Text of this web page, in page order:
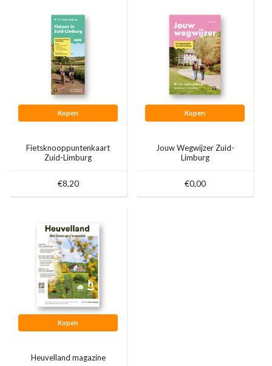
Kopen
Fietsknooppuntenkaart
Zuid-Limburg
€8,20
Kopen
Jouw Wegwijzer Zuid-
Limburg
€0,00
Kopen
Heuvelland magazine